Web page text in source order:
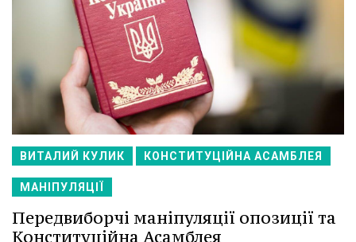
ВИТАЛИЙ КУЛИК КОНСТИТУЦІЙНА АСАМБЛЕЯ
МАНІПУЛЯЦІЇ
Передвиборчі маніпуляції опозиції та
Конституційна Асамблея